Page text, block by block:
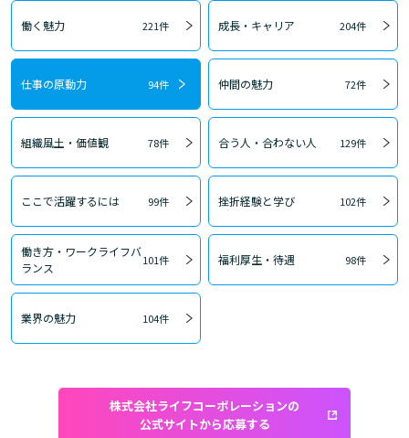
働く魅力 221件 成長・キャリア 204件
仕事の原動力 94件 仲間の魅力 72件
組織風土・価値観 78件 合う人・合わない人 129件
ここで活躍するには 99件 挫折経験と学び 102件
働き方・ワークライフバ
ランス
101件 福利厚生・待遇 98件
業界の魅力 104件
株式会社ライフコーポレーションの
公式サイトから応募する